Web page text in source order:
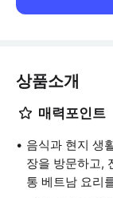
상품소개
매력포인트
음식과 현지 생
장을 방문하고,
통 베트남 요리